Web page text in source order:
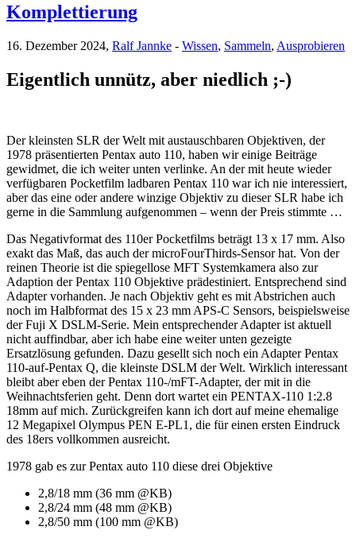
Komplettierung
16. Dezember 2024, Ralf Jannke - Wissen, Sammeln, Ausprobieren
Eigentlich unnütz, aber niedlich ;-)
Der kleinsten SLR der Welt mit austauschbaren Objektiven, der
1978 präsentierten Pentax auto 110, haben wir einige Beiträge
gewidmet, die ich weiter unten verlinke. An der mit heute wieder
verfügbaren Pocketfilm ladbaren Pentax 110 war ich nie interessiert,
aber das eine oder andere winzige Objektiv zu dieser SLR habe ich
gerne in die Sammlung aufgenommen – wenn der Preis stimmte …
Das Negativformat des 110er Pocketfilms beträgt 13 x 17 mm. Also
exakt das Maß, das auch der microFourThirds-Sensor hat. Von der
reinen Theorie ist die spiegellose MFT Systemkamera also zur
Adaption der Pentax 110 Objektive prädestiniert. Entsprechend sind
Adapter vorhanden. Je nach Objektiv geht es mit Abstrichen auch
noch im Halbformat des 15 x 23 mm APS-C Sensors, beispielsweise
der Fuji X DSLM-Serie. Mein entsprechender Adapter ist aktuell
nicht auffindbar, aber ich habe eine weiter unten gezeigte
Ersatzlösung gefunden. Dazu gesellt sich noch ein Adapter Pentax
110-auf-Pentax Q, die kleinste DSLM der Welt. Wirklich interessant
bleibt aber eben der Pentax 110-/mFT-Adapter, der mit in die
Weihnachtsferien geht. Denn dort wartet ein PENTAX-110 1:2.8
18mm auf mich. Zurückgreifen kann ich dort auf meine ehemalige
12 Megapixel Olympus PEN E-PL1, die für einen ersten Eindruck
des 18ers vollkommen ausreicht.
1978 gab es zur Pentax auto 110 diese drei Objektive
2,8/18 mm (36 mm @KB)
2,8/24 mm (48 mm @KB)
2,8/50 mm (100 mm @KB)